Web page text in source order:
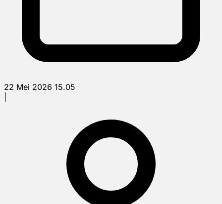
22 Mei 2026 15.05